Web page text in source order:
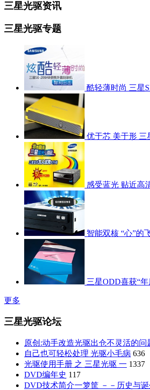
三星光驱资讯
三星光驱专题
酷轻薄时尚 三星
优于芯 美于形 三
感受蓝光 贴近高
智能双核 “心”的
三星ODD喜获“
更多
三星光驱论坛
原创:动手改造光驱出仓不灵活的问
自己也可轻松处理 光驱小毛病 636
光驱使用手册 之 三星光驱 一 1337
DVD编年史 117
DVD技术简介一箩筐 －－历史与诞